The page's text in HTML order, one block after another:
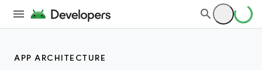
APP ARCHITECTURE